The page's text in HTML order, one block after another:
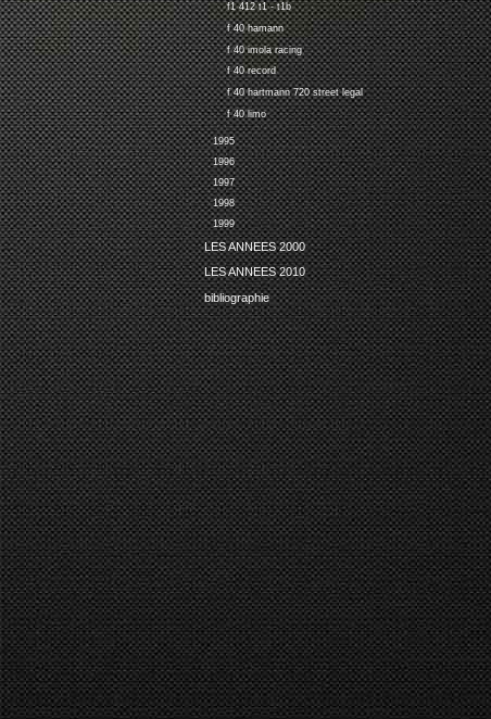
f1 412 t1 - t1b
f 40 hamann
f 40 imola racing
f 40 record
f 40 hartmann 720 street legal
f 40 limo
1995
1996
1997
1998
1999
LES ANNEES 2000
LES ANNEES 2010
bibliographie